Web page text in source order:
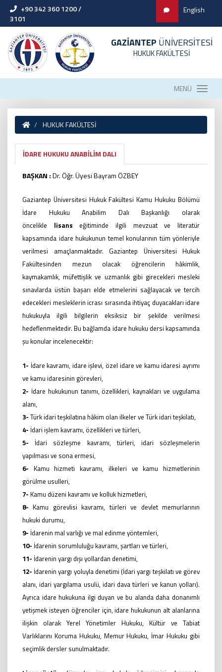
+90 342 360 1200 /
3101
English
GAZİANTEP ÜNİVERSİTESİ
HUKUK FAKÜLTESİ
MENÜ
HUKUK FAKÜLTESİ
İDARE HUKUKU ANABİLİM DALI
BAŞKAN :Dr. Öğr. Üyesi Bayram ÖZBEY
Gaziantep Üniversitesi Hukuk Fakültesi Kamu Hukuku Bölümü
İdare Hukuku Anabilim Dalı Başkanlığı olarak
öncelikle lisans eğitiminde ilgili mevzuat ve literatür
kapsamında idare hukukunun temel konularının tüm yönleriyle
verilmesi amaçlanmaktadır. Gaziantep Üniversitesi Hukuk
Fakültesinden mezun olacak öğrencilerin hâkimlik,
kaymakamlık, müfettişlik ve uzmanlık gibi girecekleri mesleki
sınavlarda üstün başarı elde etmelerini sağlayacak ve tercih
edecekleri mesleklerin icrası sırasında ihtiyaç duyacakları idare
hukukuyla ilgili bilgilerin eksiksiz bir şekilde verilmesi
hedeflenmektedir.Bu bağlamda idare hukuku dersi kapsamında
şu konular incelenecektir:
1- İdare kavramı, idare işlevi, özel idare ve kamu idaresi ayrımı
ve kamu idaresinin görevleri,
2- İdare hukukunun tanımı, özellikleri, kaynakları ve uygulama
alanı,
3- Türk idari teşkilatına hâkim olan ilkeler ve Türk idari teşkilatı,
4- İdari işlem kavramı, özellikleri ve türleri,
5- İdari sözleşme kavramı, türleri, idari sözleşmelerin
yapılması ve sona ermesi,
6- Kamu hizmeti kavramı, ilkeleri ve kamu hizmetlerinin
görülme usulleri,
7- Kamu düzeni kavramı ve kolluk hizmetleri,
8- Kamu görevlisi kavramı, türleri ve devlet memurlarının
hukuki durumu,
9- İdarenin mal varlığı ve mal edinme yöntemleri,
10- İdarenin sorumluluğu kavramı, şartları ve türleri,
11- İdarenin yargı dışı yollardan denetimi,
12- İdarenin yargı yoluyla denetimi (İdari yargı teşkilatı ve görev
alanı, idari yargılama usulü, idari dava türleri ve kanun yolları).
Ayrıca idare hukukuna ilgi duyan ve bu alanda daha donanımlı
yetişmek isteyen öğrenciler için, idare hukukunun alt alanlarına
ilişkin olarak Yerel Yönetimler Hukuku, Kültür ve Tabiat
Varlıklarını Koruma Hukuku, Memur Hukuku, İmar Hukuku gibi
seçimlik dersler sunulmaktadır.